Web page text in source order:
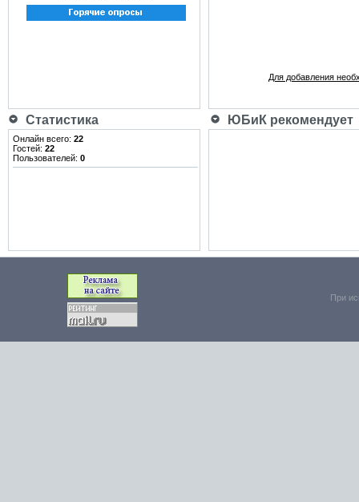
Для добавления
Статистика ЮБиК рекомендует
Онлайн всего: 22
Гостей: 22
Пользователей: 0
При